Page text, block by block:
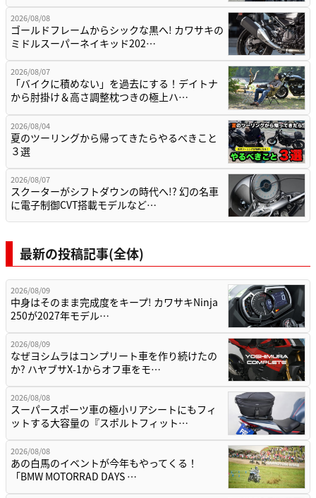
2026/08/08
ゴールドフレームからシックな黒へ! カワサキの
ミドルスーパーネイキッド202…
2026/08/07
「バイクに積めない」を過去にする！デイトナ
から肘掛け＆高さ調整枕つきの極上ハ…
2026/08/04
夏のツーリングから帰ってきたらやるべきこと
３選
2026/08/07
スクーターがシフトダウンの時代へ!? 幻の名車
に電子制御CVT搭載モデルなど…
最新の投稿記事(全体)
2026/08/09
中身はそのまま完成度をキープ! カワサキNinja
250が2027年モデル…
2026/08/09
なぜヨシムラはコンプリート車を作り続けたの
か? ハヤブサX-1からオフ車をモ…
2026/08/08
スーパースポーツ車の極小リアシートにもフィ
ットする大容量の『スポルトフィット…
2026/08/08
あの白馬のイベントが今年もやってくる！
「BMW MOTORRAD DAYS …